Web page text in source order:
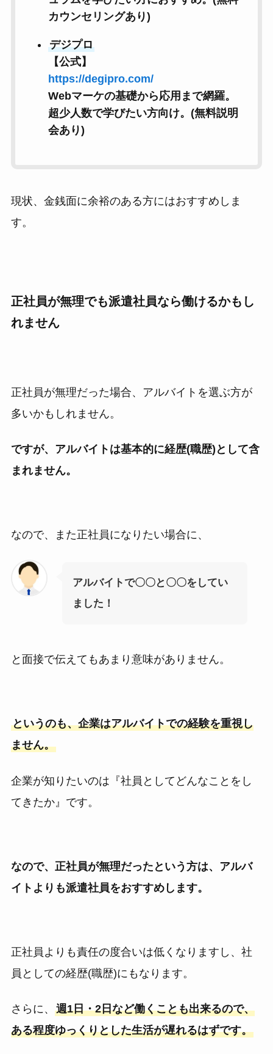
カウンセリングあり)
デジプロ
【公式】
https://degipro.com/
Webマーケの基礎から応用まで網羅。
超少人数で学びたい方向け。(無料説明
会あり)
現状、金銭面に余裕のある方にはおすすめしま
す。
正社員が無理でも派遣社員なら働けるかもし
れません
正社員が無理だった場合、アルバイトを選ぶ方が
多いかもしれません。
ですが、アルバイトは基本的に経歴(職歴)として含
まれません。
なので、また正社員になりたい場合に、
アルバイトで〇〇と〇〇をしてい
ました！
と面接で伝えてもあまり意味がありません。
というのも、企業はアルバイトでの経験を重視し
ません。
企業が知りたいのは『社員としてどんなことをし
てきたか』です。
なので、正社員が無理だったという方は、アルバ
イトよりも派遣社員をおすすめします。
正社員よりも責任の度合いは低くなりますし、社
員としての経歴(職歴)にもなります。
さらに、 週1日・2日など働くことも出来るので、
ある程度ゆっくりとした生活が遅れるはずです。